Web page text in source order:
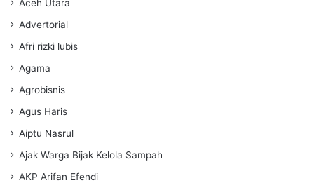
Aceh Utara
Advertorial
Afri rizki lubis
Agama
Agrobisnis
Agus Haris
Aiptu Nasrul
Ajak Warga Bijak Kelola Sampah
AKP Arifan Efendi